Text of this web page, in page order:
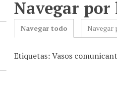
Navegar por
Navegar todo Navegar
Etiquetas: Vasos